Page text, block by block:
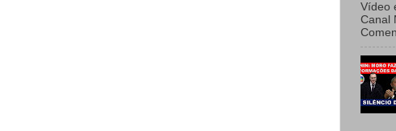
Vídeo
Canal